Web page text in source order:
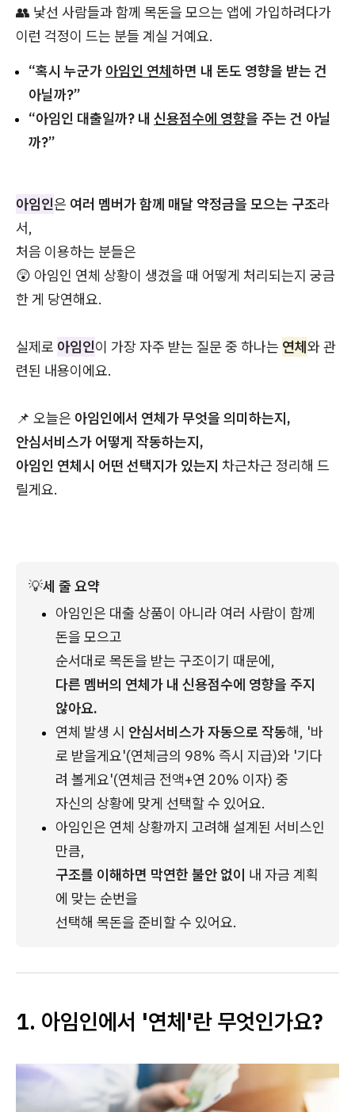
👥 낯선 사람들과 함께 목돈을 모으는 앱에 가입하려다가
이런 걱정이 드는 분들 계실 거예요.
“혹시 누군가 아임인 연체하면 내 돈도 영향을 받는 건
아닐까?”
“아임인 대출일까? 내 신용점수에 영향을 주는 건 아닐
까?”
아임인은 여러 멤버가 함께 매달 약정금을 모으는 구조라
서,
처음 이용하는 분들은
😲 아임인 연체 상황이 생겼을 때 어떻게 처리되는지 궁금
한 게 당연해요.
실제로 아임인이 가장 자주 받는 질문 중 하나는 연체와 관
련된 내용이에요.
📌 오늘은 아임인에서 연체가 무엇을 의미하는지,
안심서비스가 어떻게 작동하는지,
아임인 연체시 어떤 선택지가 있는지 차근차근 정리해 드
릴게요.
💡세 줄 요약
아임인은 대출 상품이 아니라 여러 사람이 함께
돈을 모으고
순서대로 목돈을 받는 구조이기 때문에,
다른 멤버의 연체가 내 신용점수에 영향을 주지
않아요.
연체 발생 시 안심서비스가 자동으로 작동해, '바
로 받을게요'(연체금의 98% 즉시 지급)와 '기다
려 볼게요'(연체금 전액+연 20% 이자) 중
자신의 상황에 맞게 선택할 수 있어요.
아임인은 연체 상황까지 고려해 설계된 서비스인
만큼,
구조를 이해하면 막연한 불안 없이 내 자금 계획
에 맞는 순번을
선택해 목돈을 준비할 수 있어요.
1. 아임인에서 '연체'란 무엇인가요?